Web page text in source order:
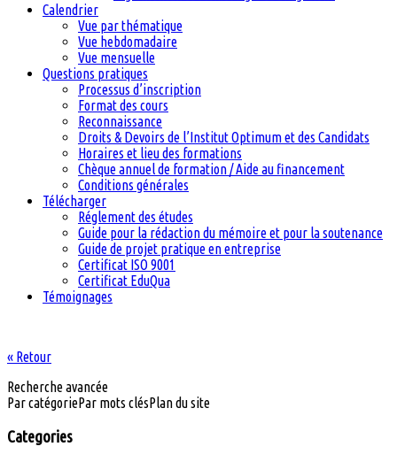
Calendrier
Vue par thématique
Vue hebdomadaire
Vue mensuelle
Questions pratiques
Processus d’inscription
Format des cours
Reconnaissance
Droits & Devoirs de l’Institut Optimum et des Candidats
Horaires et lieu des formations
Chèque annuel de formation / Aide au financement
Conditions générales
Télécharger
Réglement des études
Guide pour la rédaction du mémoire et pour la soutenance
Guide de projet pratique en entreprise
Certificat ISO 9001
Certificat EduQua
Témoignages
« Retour
Recherche avancée
Par catégoriePar mots clésPlan du site
Categories